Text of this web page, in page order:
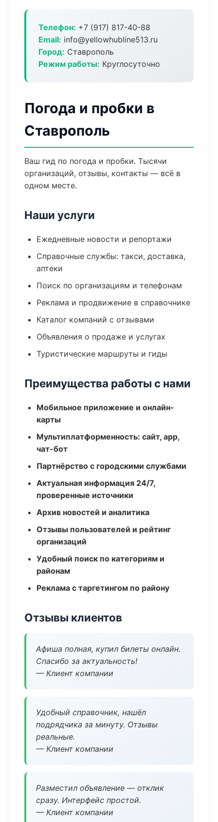
Телефон: +7 (917) 817-40-88
Email: info@yellowhubline513.ru
Город: Ставрополь
Режим работы: Круглосуточно
Погода и пробки в
Ставрополь
Ваш гид по погода и пробки. Тысячи
организаций, отзывы, контакты — всё в
одном месте.
Наши услуги
Ежедневные новости и репортажи
Справочные службы: такси, доставка,
аптеки
Поиск по организациям и телефонам
Реклама и продвижение в справочнике
Каталог компаний с отзывами
Объявления о продаже и услугах
Туристические маршруты и гиды
Преимущества работы с нами
Мобильное приложение и онлайн-
карты
Мультиплатформенность: сайт, app,
чат-бот
Партнёрство с городскими службами
Актуальная информация 24/7,
проверенные источники
Архив новостей и аналитика
Отзывы пользователей и рейтинг
организаций
Удобный поиск по категориям и
районам
Реклама с таргетингом по району
Отзывы клиентов
Афиша полная, купил билеты онлайн.
Спасибо за актуальность!
— Клиент компании
Удобный справочник, нашёл
подрядчика за минуту. Отзывы
реальные.
— Клиент компании
Разместил объявление — отклик
сразу. Интерфейс простой.
— Клиент компании